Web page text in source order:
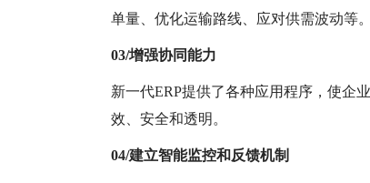
单量、优化运输路线、应对供需波动等。
03/增强协同能力
新一代ERP提供了各种应用程序，使企
效、安全和透明。
04/建立智能监控和反馈机制